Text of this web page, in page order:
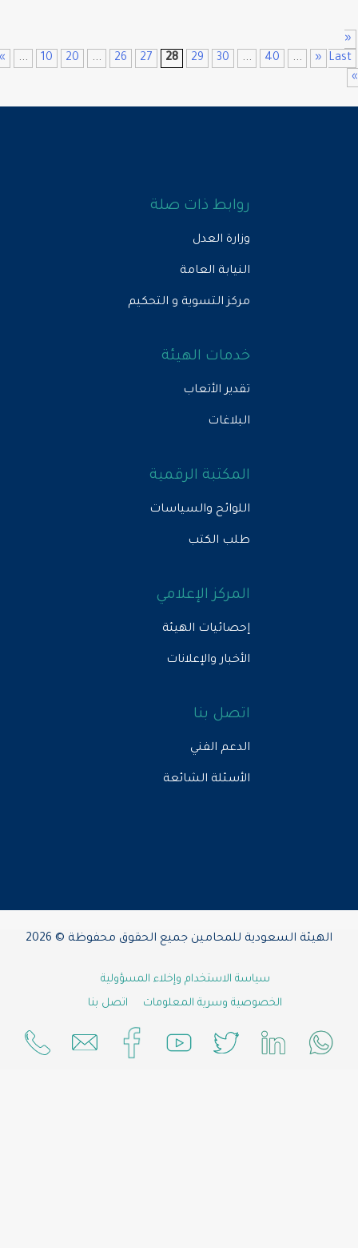
First « 20 30 40 ...
روابط ذات صلة
وزارة العدل
النيابة العامة
مركز التسوية و التحكيم
خدمات الهيئة
تقدير الأتعاب
البلاغات
المكتبة الرقمية
اللوائح والسياسات
طلب الكتب
المركز الإعلامي
إحصائيات الهيئة
الأخبار والإعلانات
اتصل بنا
الدعم الفني
الأسئلة الشائعة
السعودية للمحامين جميع الحقوق محفوظة © 2026
سياسة الاستخدام وإخلاء المسؤولية
الخصوصية وسرية المعلومات
اتصل بنا